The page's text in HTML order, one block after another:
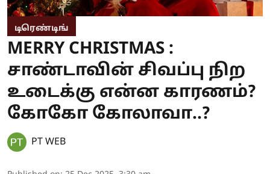
டிரெண்டிங்
MERRY CHRISTMAS :
சாண்டாவின் சிவப்பு நிற
உடைக்கு என்ன காரணம்?
கோகோ கோலாவா..?
PT WEB